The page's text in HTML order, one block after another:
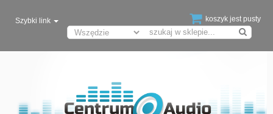
koszyk jest pusty
Szybki link